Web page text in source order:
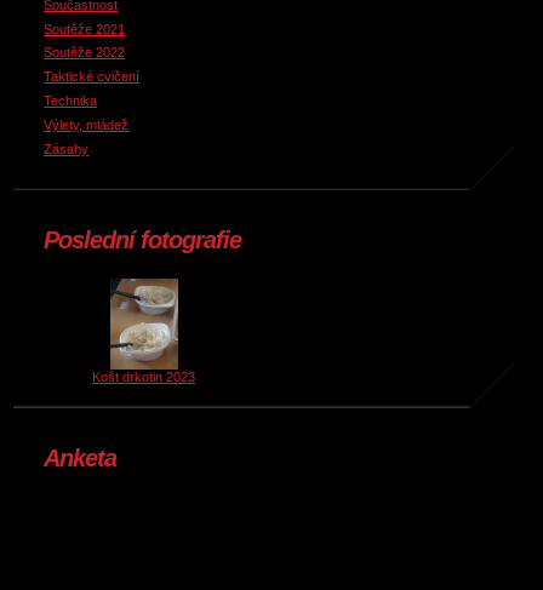
Součastnost
Soutěže 2021
Soutěže 2022
Taktické cvičení
Technika
Výlety, mládež
Zásahy
Poslední fotografie
Košt drkotin 2023
Anketa